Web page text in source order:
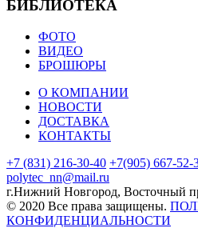
БИБЛИОТЕКА
ФОТО
ВИДЕО
БРОШЮРЫ
О КОМПАНИИ
НОВОСТИ
ДОСТАВКА
КОНТАКТЫ
+7 (831) 216-30-40 +7(905) 667-52-
polytec_nn@mail.ru
г.Нижний Новгород, Восточный
© 2020 Все права защищены.
КОНФИДЕНЦИАЛЬНОСТИ